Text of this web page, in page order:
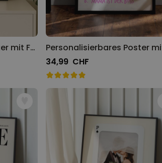
Personalisierbar
Personalisierbares Handtuch
mit Getränken und Spruch
über 10.000
Personalisierbares Poster mit Fotostreifen und Text
34,99 CHF